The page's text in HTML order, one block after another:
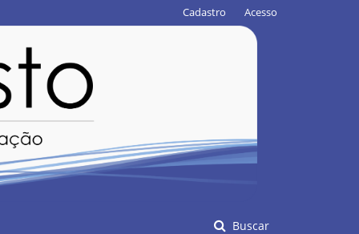
Buscar
Cadastro Acesso